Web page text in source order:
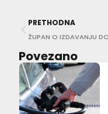
PRETHODNA
Povezano